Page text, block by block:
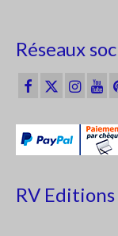
Réseaux
RV